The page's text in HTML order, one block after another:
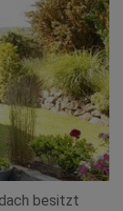
besitzt